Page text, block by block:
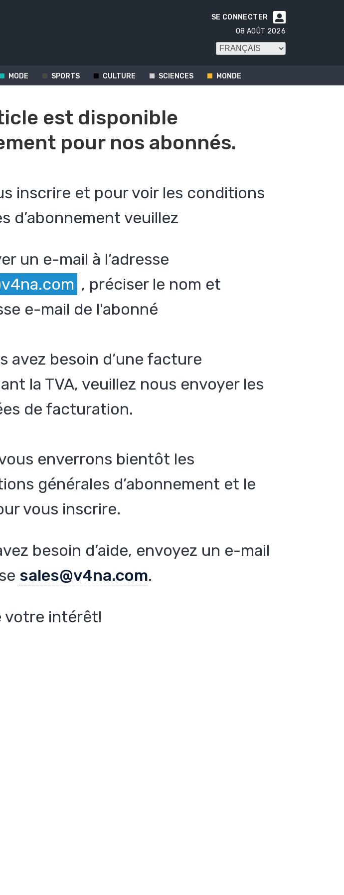

SE CONNECTER
08 AOÛT 2026
MODE SPORTS CULTURE SCIENCES MONDE
est disponible
pour nos abonnés.
inscrire et pour voir les conditions
d’abonnement veuillez
un e-mail à l’adresse
, préciser le nom et
e-mail de l'abonné
avez besoin d’une facture
la TVA, veuillez nous envoyer les
de facturation.
enverrons bientôt les
générales d’abonnement et le
vous inscrire.
besoin d’aide, envoyez un e-mail
sales@v4na.com.
votre intérêt!